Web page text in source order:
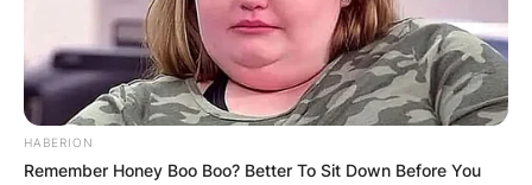
HABERION
Remember Honey Boo Boo? Better To Sit Down Before You